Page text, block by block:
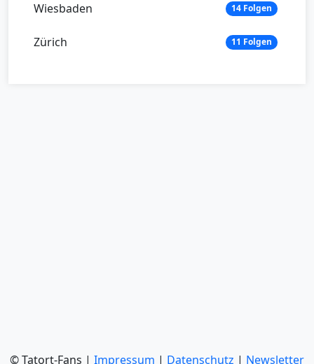
Wiesbaden 14 Folgen
Zürich 11 Folgen
© Tatort-Fans | Impressum | Datenschutz | Newsletter